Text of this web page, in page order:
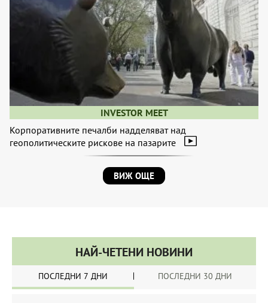
INVESTOR MEET
Корпоративните печалби надделяват над
геополитическите рискове на пазарите
ВИЖ ОЩЕ
НАЙ-ЧЕТЕНИ НОВИНИ
ПОСЛЕДНИ 7 ДНИ ПОСЛЕДНИ 30 ДНИ